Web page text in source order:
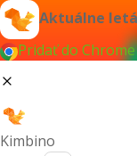
Aktuálne
Pridať do
Kimbino